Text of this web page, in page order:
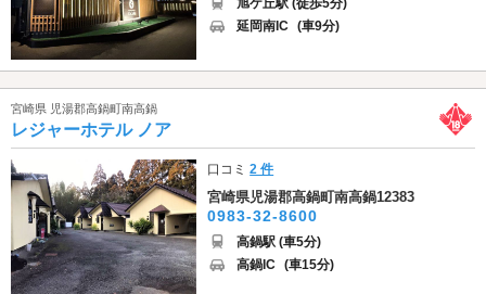
延岡南IC (車9分)
宮崎県 児湯郡高鍋町南高鍋
レジャーホテル ノア
口コミ2 件
宮崎県児湯郡高鍋町南高鍋12383
0983-32-8600
高鍋駅 (車5分)
高鍋IC (車15分)